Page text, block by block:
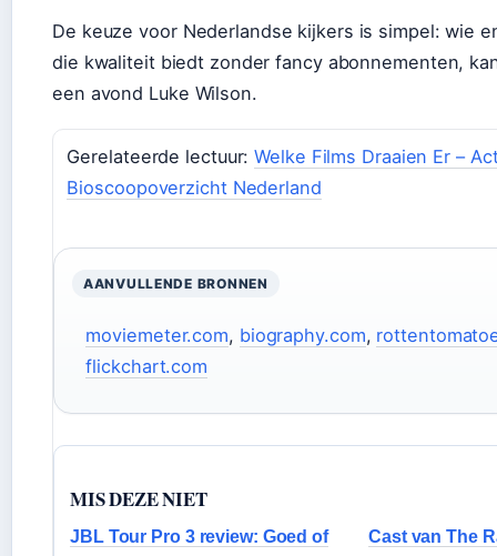
De keuze voor Nederlandse kijkers is simpel: wie
die kwaliteit biedt zonder fancy abonnementen,
een avond Luke Wilson.
Gerelateerde lectuur:Welke Films Draaien Er –
Bioscoopoverzicht Nederland
AANVULLENDE BRONNEN
moviemeter.com, biography.com,
flickchart.com
MIS DEZE NIET
JBL Tour Pro 3 review: Goed of
Cast van The